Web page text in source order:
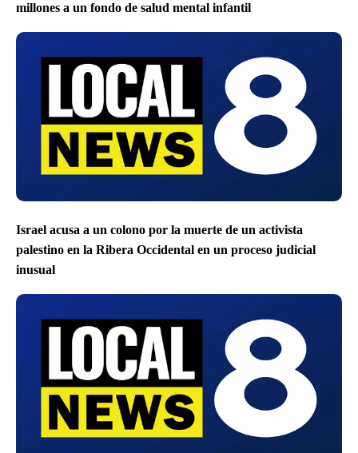
millones a un fondo de salud mental infantil
Israel acusa a un colono por la muerte de un activista
palestino en la Ribera Occidental en un proceso judicial
inusual